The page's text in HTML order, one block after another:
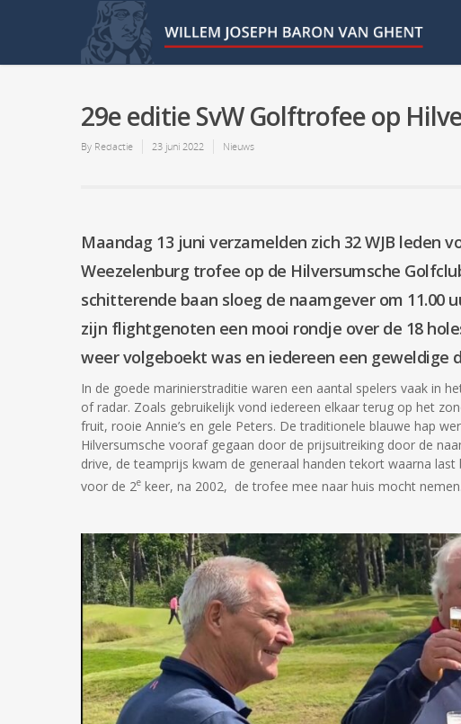
29e editie SvW Golftrofee op
By Redactie 23 juni 2022 Nieuws
Maandag 13 juni verzamelden zich 32 WJB leden
Weezelenburg trofee op de Hilversumsche
schitterende baan sloeg de naamgever om 11.00
zijn flightgenoten een mooi rondje over de 18
weer volgeboekt was en iedereen een geweldige
In de goede marinierstraditie waren een aantal spelers vaak in
of radar. Zoals gebruikelijk vond iedereen elkaar terug op het
fruit, rooie Annie’s en gele Peters. De traditionele blauwe hap
Hilversumsche vooraf gegaan door de prijsuitreiking door de
drive, de teamprijs kwam de generaal handen tekort waarna
voor de 2e keer, na 2002, de trofee mee naar huis mocht nemen.